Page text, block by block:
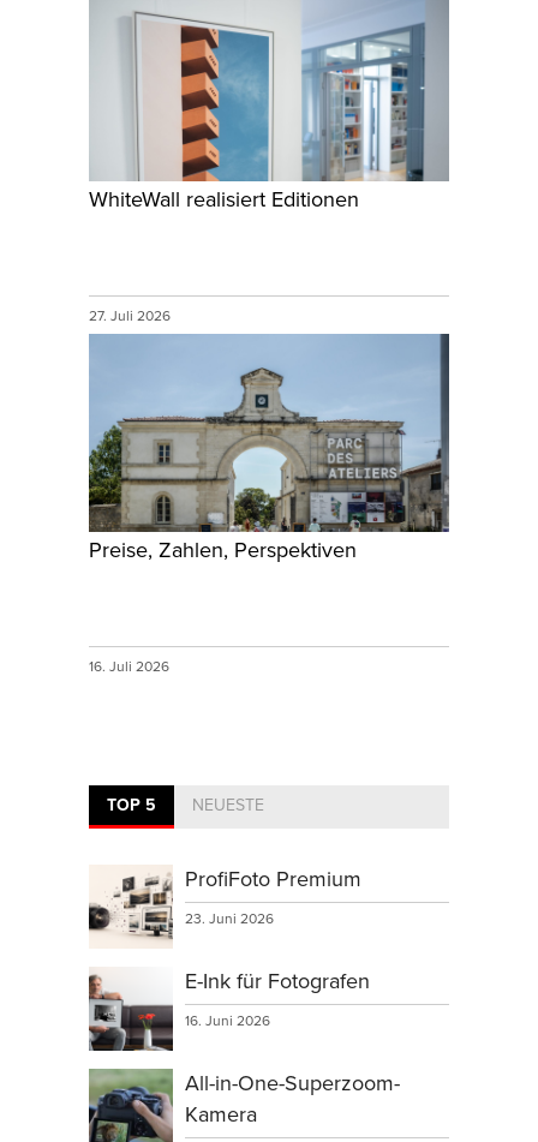
WhiteWall realisiert Editionen
27. Juli 2026
Preise, Zahlen, Perspektiven
16. Juli 2026
TOP 5 NEUESTE
ProfiFoto Premium
23. Juni 2026
E-Ink für Fotografen
16. Juni 2026
All-in-One-Superzoom-
Kamera